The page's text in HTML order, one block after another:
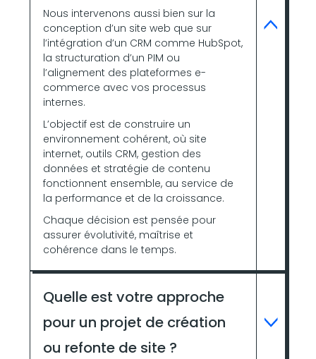
Nous intervenons aussi bien sur la
conception d’un site web que sur
l’intégration d’un CRM comme HubSpot,
la structuration d’un PIM ou
l’alignement des plateformes e-
commerce avec vos processus
internes.
L’objectif est de construire un
environnement cohérent, où site
internet, outils CRM, gestion des
données et stratégie de contenu
fonctionnent ensemble, au service de
la performance et de la croissance.
Chaque décision est pensée pour
assurer évolutivité, maîtrise et
cohérence dans le temps.
Quelle est votre approche
pour un projet de création
ou refonte de site ?